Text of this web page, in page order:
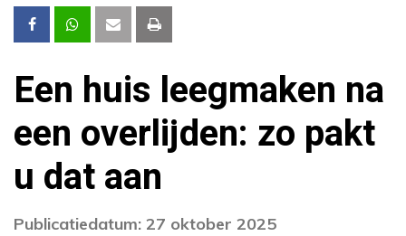
Een huis leegmaken na
een overlijden: zo pakt
u dat aan
Publicatiedatum: 27 oktober 2025